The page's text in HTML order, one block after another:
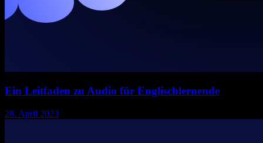
Ein Leitfaden zu Audio für Englischlernende
28. April 2023